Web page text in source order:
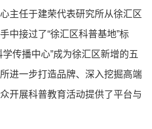
主任于建荣代表研究所从徐汇区
中接过了“徐汇区科普基地”标
传播中心”成为徐汇区新增的五
进一步打造品牌、深入挖掘高端
开展科普教育活动提供了平台与